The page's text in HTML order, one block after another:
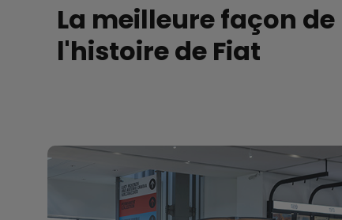
La meilleure façon
l'histoire de Fiat